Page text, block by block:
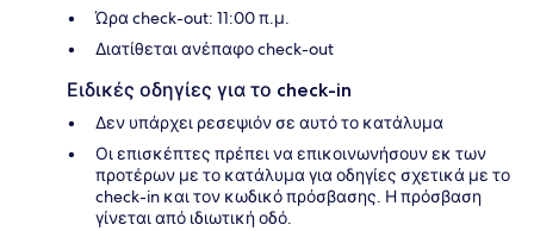
Ώρα check-out: 11:00 π.μ.
Διατίθεται ανέπαφο check-out
Ειδικές οδηγίες για το check-in
Δεν υπάρχει ρεσεψιόν σε αυτό το κατάλυμα
Οι επισκέπτες πρέπει να επικοινωνήσουν εκ των
προτέρων με το κατάλυμα για οδηγίες σχετικά με το
check-in και τον κωδικό πρόσβασης. Η πρόσβαση
γίνεται από ιδιωτική οδό.